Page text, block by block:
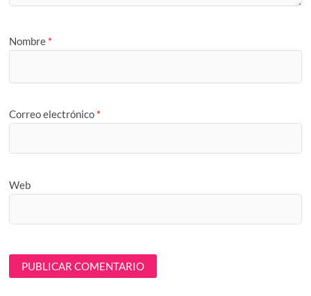
Nombre *
Correo electrónico *
Web